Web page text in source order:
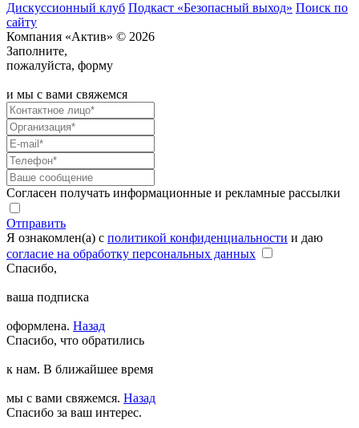
Дискуссионный клуб Подкаст «Безопасный выход» Поиск по
сайту
Компания «Актив» © 2026
Заполните,
пожалуйста, форму
и мы с вами свяжемся
Согласен получать информационные и рекламные рассылки
Отправить
Я ознакомлен(а) с политикой конфиденциальности и даю
согласие на обработку персональных данных
Спасибо,
ваша подписка
оформлена. Назад
Спасибо, что обратились
к нам. В ближайшее время
мы с вами свяжемся. Назад
Спасибо за ваш интерес.